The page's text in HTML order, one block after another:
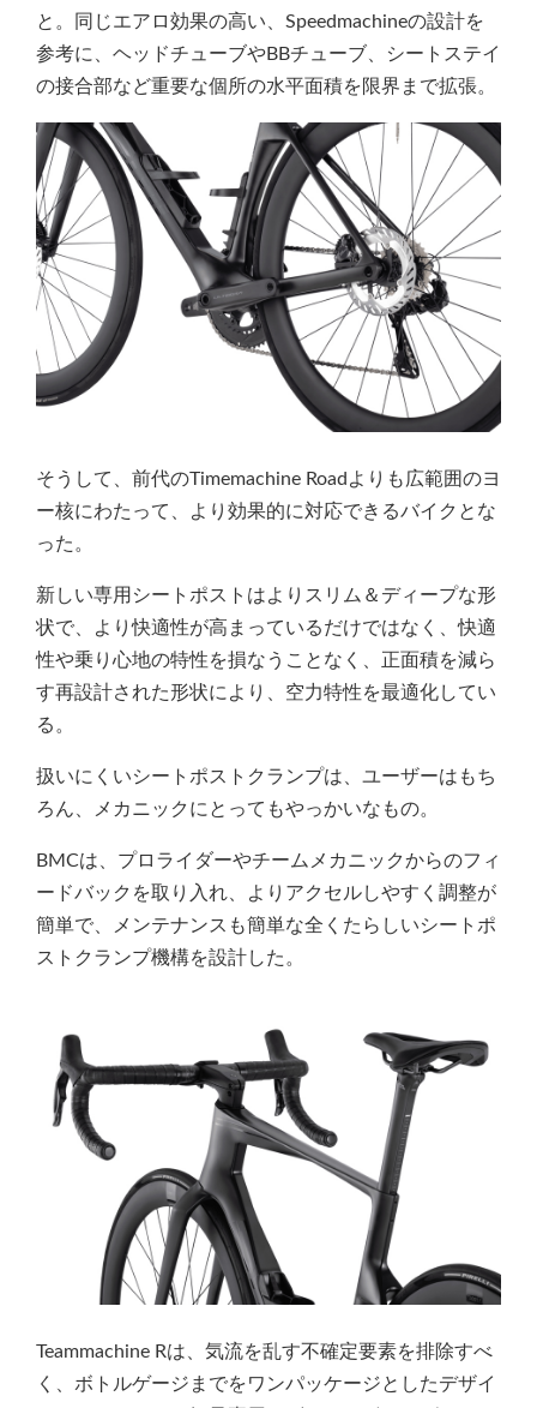
と。同じエアロ効果の高い、Speedmachineの設計を
参考に、ヘッドチューブやBBチューブ、シートステイ
の接合部など重要な個所の水平面積を限界まで拡張。
そうして、前代のTimemachine Roadよりも広範囲のヨ
ー核にわたって、より効果的に対応できるバイクとな
った。
新しい専用シートポストはよりスリム＆ディープな形
状で、より快適性が高まっているだけではなく、快適
性や乗り心地の特性を損なうことなく、正面積を減ら
す再設計された形状により、空力特性を最適化してい
る。
扱いにくいシートポストクランプは、ユーザーはもち
ろん、メカニックにとってもやっかいなもの。
BMCは、プロライダーやチームメカニックからのフィ
ードバックを取り入れ、よりアクセルしやすく調整が
簡単で、メンテナンスも簡単な全くたらしいシートポ
ストクランプ機構を設計した。
Teammachine Rは、気流を乱す不確定要素を排除すべ
く、ボトルゲージまでをワンパッケージとしたデザイ